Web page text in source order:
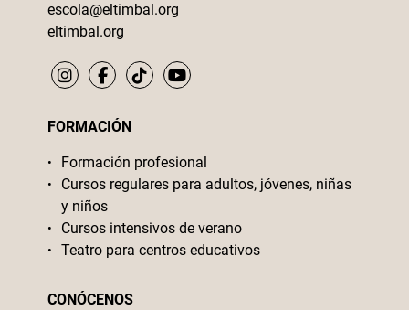
escola@eltimbal.org
eltimbal.org
FORMACIÓN
Formación profesional
Cursos regulares para adultos, jóvenes, niñas
y niños
Cursos intensivos de verano
Teatro para centros educativos
CONÓCENOS